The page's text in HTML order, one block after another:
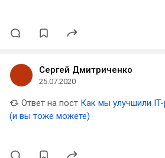
Сергей Дмитриченко
25.07.2020
Ответ на пост Как мы улучшили IT-
(и вы тоже можете)